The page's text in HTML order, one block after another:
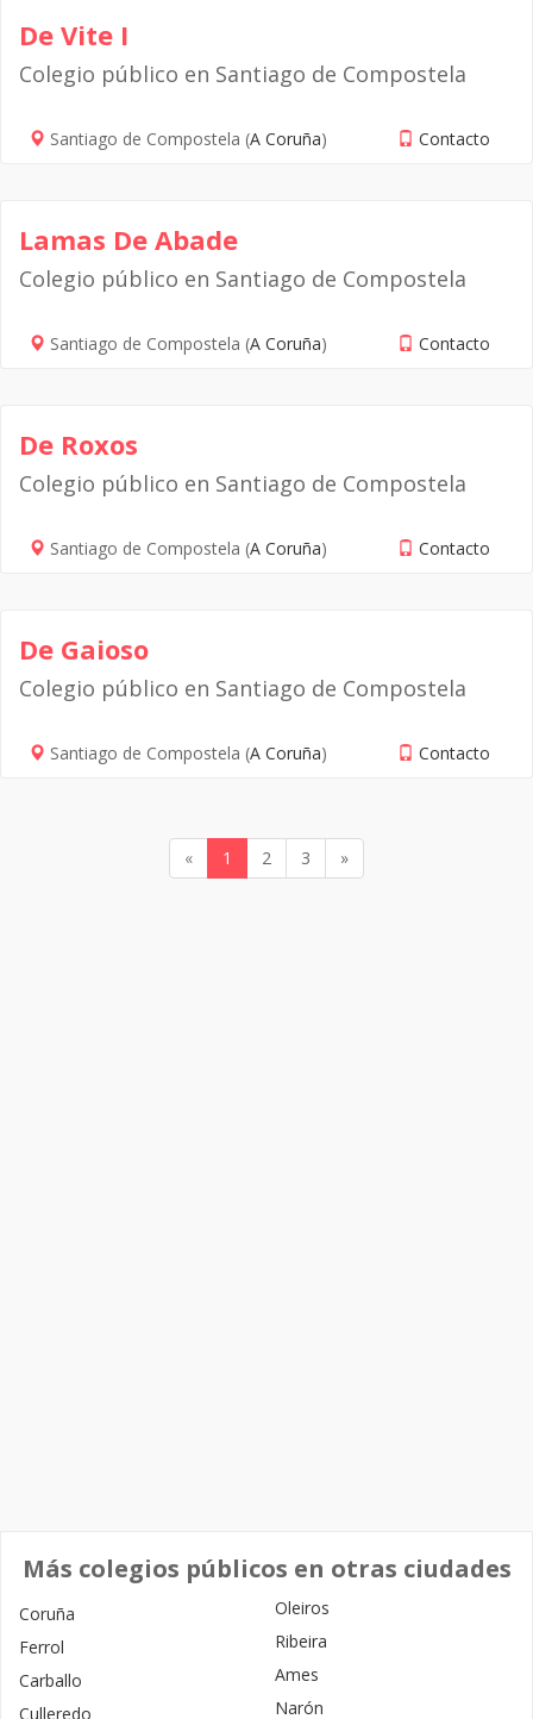
De Vite I
Colegio público en Santiago de Compostela
Santiago de Compostela (A Coruña) Contacto
Lamas De Abade
Colegio público en Santiago de Compostela
Santiago de Compostela (A Coruña) Contacto
De Roxos
Colegio público en Santiago de Compostela
Santiago de Compostela (A Coruña) Contacto
De Gaioso
Colegio público en Santiago de Compostela
Santiago de Compostela (A Coruña) Contacto
« 1 2 3 »
Más colegios públicos en otras ciudades
Coruña
Ferrol
Carballo
Culleredo
Oleiros
Ribeira
Ames
Narón